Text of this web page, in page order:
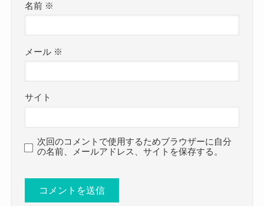
名前 ※
メール ※
サイト
次回のコメントで使用するためブラウザーに自分
の名前、メールアドレス、サイトを保存する。